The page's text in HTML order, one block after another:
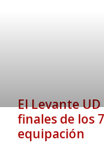
El Levante
finales de los
equipación